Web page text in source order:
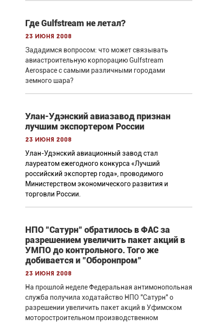
Где Gulfstream не летал?
23 июня 2008
Зададимся вопросом: что может связывать
авиастроительную корпорацию Gulfstream
Aerospace с самыми различными городами
земного шара?
Улан-Удэнский авиазавод признан
лучшим экспортером России
23 июня 2008
Улан-Удэнский авиационный завод стал
лауреатом ежегодного конкурса «Лучший
российский экспортер года», проводимого
Министерством экономического развития и
торговли России.
НПО "Сатурн" обратилось в ФАС за
разрешением увеличить пакет акций в
УМПО до контрольного. Того же
добивается и "Оборонпром"
23 июня 2008
На прошлой неделе Федеральная антимонопольная
служба получила ходатайство НПО "Сатурн" о
разрешении увеличить пакет акций в Уфимском
моторостроительном производственном